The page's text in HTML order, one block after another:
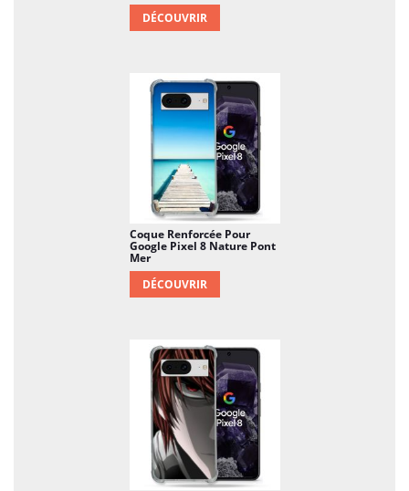
DÉCOUVRIR
Coque Renforcée Pour
Google Pixel 8 Nature Pont
Mer
DÉCOUVRIR